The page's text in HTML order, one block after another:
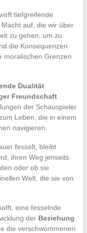
tiefgreifende
auf, die wir über
zu gehen, um zu
die Konsequenzen
moralischen Grenzen
Dualität
Freundschaft
der Schauspieler
Leben, die in einem
navigieren.
fesselt, bleibt
ihren Weg jenseits
oder ob sie
Welt, die sie von
eine fesselnde
der Beziehung
die verschwommenen